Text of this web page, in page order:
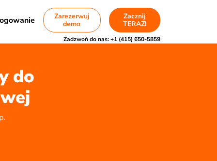
Zarezerwuj
demo
Zacznij
TERAZ!
Zadzwoń do nas:+1 (415) 650-5859
do